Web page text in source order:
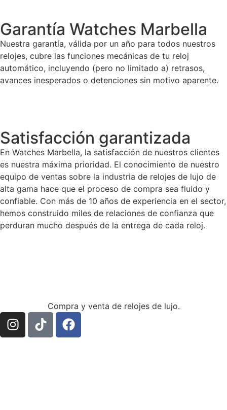
Garantía Watches Marbella
Nuestra garantía, válida por un año para todos nuestros
relojes, cubre las funciones mecánicas de tu reloj
automático, incluyendo (pero no limitado a) retrasos,
avances inesperados o detenciones sin motivo aparente.
Satisfacción garantizada
En Watches Marbella, la satisfacción de nuestros clientes
es nuestra máxima prioridad. El conocimiento de nuestro
equipo de ventas sobre la industria de relojes de lujo de
alta gama hace que el proceso de compra sea fluido y
confiable. Con más de 10 años de experiencia en el sector,
hemos construido miles de relaciones de confianza que
perduran mucho después de la entrega de cada reloj.
Compra y venta de relojes de lujo.